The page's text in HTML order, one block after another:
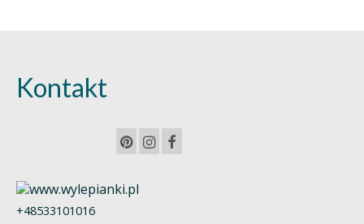
Kontakt
+48533101016